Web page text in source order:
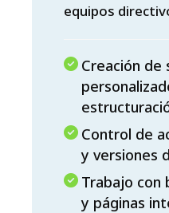
equipos
Creación de
Control de
y versiones
Trabajo con
y páginas